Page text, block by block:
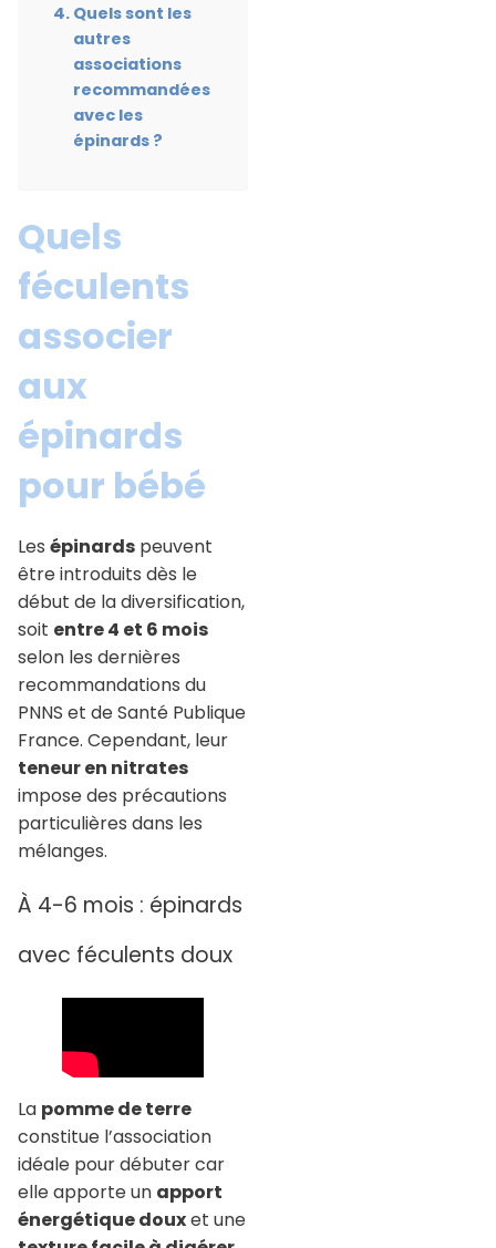
Quels sont les
autres
associations
recommandées
avec les
épinards ?
Quels
féculents
associer
aux
épinards
pour bébé
Les épinards peuvent
être introduits dès le
début de la diversification,
soit entre 4 et 6 mois
selon les dernières
recommandations du
PNNS et de Santé Publique
France. Cependant, leur
teneur en nitrates
impose des précautions
particulières dans les
mélanges.
À 4-6 mois : épinards
avec féculents doux
La pomme de terre
constitue l’association
idéale pour débuter car
elle apporte un apport
énergétique douxet une